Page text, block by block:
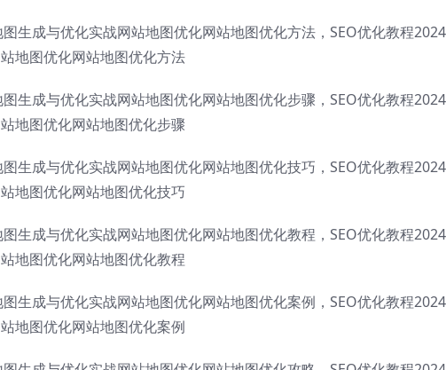
生成与优化实战网站地图优化网站地图优化方法，SEO优化教程
地图优化网站地图优化方法
生成与优化实战网站地图优化网站地图优化步骤，SEO优化教程
地图优化网站地图优化步骤
生成与优化实战网站地图优化网站地图优化技巧，SEO优化教程
地图优化网站地图优化技巧
生成与优化实战网站地图优化网站地图优化教程，SEO优化教程
地图优化网站地图优化教程
生成与优化实战网站地图优化网站地图优化案例，SEO优化教程
地图优化网站地图优化案例